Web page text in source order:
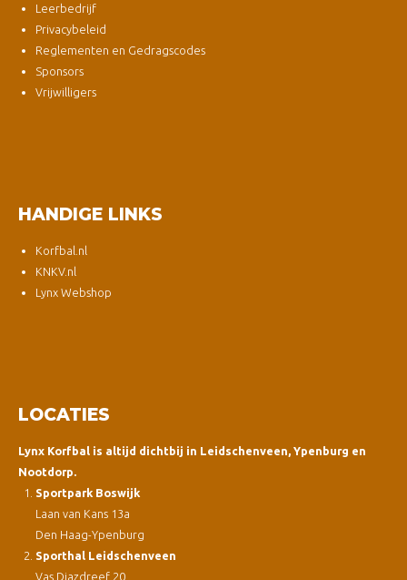
Leerbedrijf
Privacybeleid
Reglementen en Gedragscodes
Sponsors
Vrijwilligers
HANDIGE LINKS
Korfbal.nl
KNKV.nl
Lynx Webshop
LOCATIES
Lynx Korfbal is altijd dichtbij in Leidschenveen, Ypenburg en
Nootdorp.
Sportpark Boswijk
Laan van Kans 13a
Den Haag-Ypenburg
Sporthal Leidschenveen
Vas Diazdreef 20